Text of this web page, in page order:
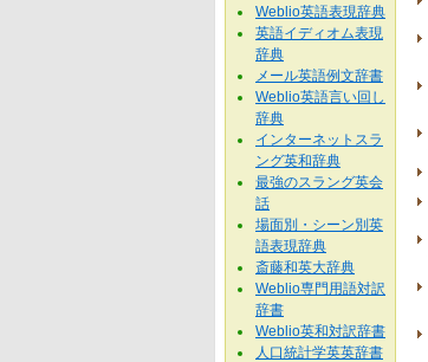
Weblio英語表現辞典
英語イディオム表現
辞典
メール英語例文辞書
Weblio英語言い回し
辞典
インターネットスラ
ング英和辞典
最強のスラング英会
話
場面別・シーン別英
語表現辞典
斎藤和英大辞典
Weblio専門用語対訳
辞書
Weblio英和対訳辞書
人口統計学英英辞書